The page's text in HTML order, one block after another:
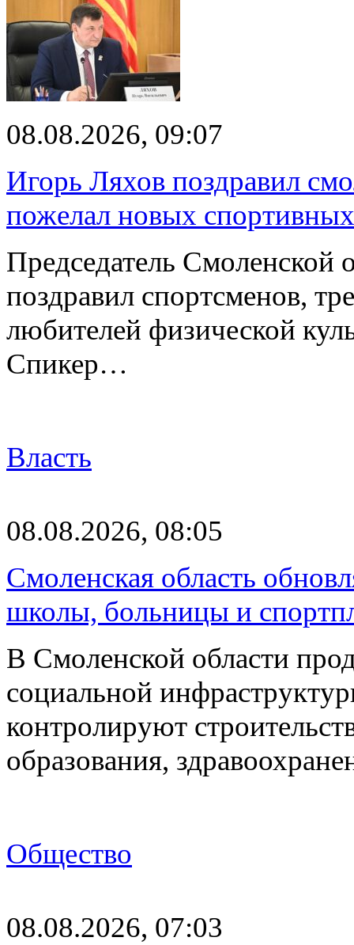
08.08.2026, 09:07
Игорь Ляхов поздравил
пожелал новых
Председатель
поздравил спортсменов,
любителей физической
Спикер…
Власть
08.08.2026, 08:05
Смоленская область
школы, больницы и
В Смоленской области
социальной
контролируют
образования,
Общество
08.08.2026, 07:03